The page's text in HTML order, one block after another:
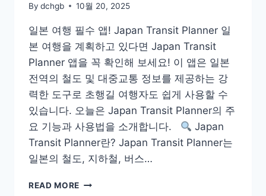
립,
용
처,
전
환
방
법
By dchgb 10월 20, 2025
일본 여행 필수 앱! Japan Transit Planner 일
본 여행을 계획하고 있다면 Japan Transit
Planner 앱을 꼭 확인해 보세요! 이 앱은 일본
전역의 철도 및 대중교통 정보를 제공하는 강
력한 도구로 초행길 여행자도 쉽게 사용할 수
있습니다. 오늘은 Japan Transit Planner의 주
요 기능과 사용법을 소개합니다.
Japan
Transit Planner란? Japan Transit Planner는
일본의 철도, 지하철, 버스…
READ MORE JAPAN